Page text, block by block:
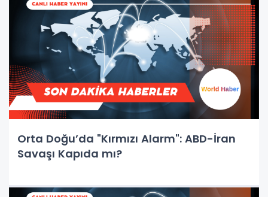
Orta Doğu’da "Kırmızı Alarm": ABD-İran
Savaşı Kapıda mı?